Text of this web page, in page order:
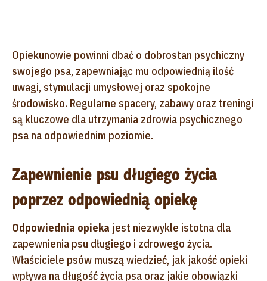
Opiekunowie powinni dbać o dobrostan psychiczny
swojego psa, zapewniając mu odpowiednią ilość
uwagi, stymulacji umysłowej oraz spokojne
środowisko. Regularne spacery, zabawy oraz treningi
są kluczowe dla utrzymania zdrowia psychicznego
psa na odpowiednim poziomie.
Zapewnienie psu długiego życia
poprzez odpowiednią opiekę
Odpowiednia opieka jest niezwykle istotna dla
zapewnienia psu długiego i zdrowego życia.
Właściciele psów muszą wiedzieć, jak jakość opieki
wpływa na długość życia psa oraz jakie obowiązki